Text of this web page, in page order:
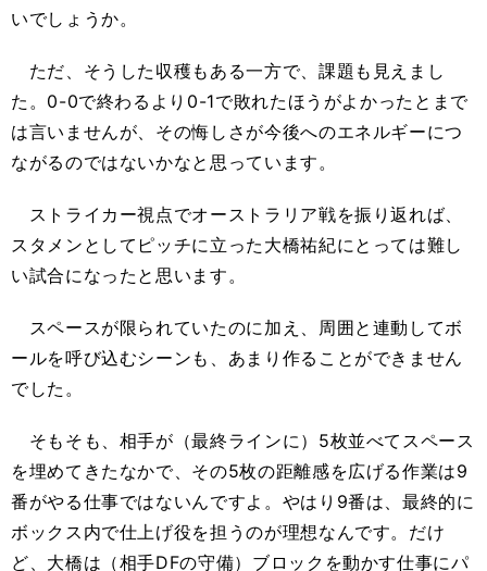
いでしょうか。
ただ、そうした収穫もある一方で、課題も見えまし
た。0-0で終わるより0-1で敗れたほうがよかったとまで
は言いませんが、その悔しさが今後へのエネルギーにつ
ながるのではないかなと思っています。
ストライカー視点でオーストラリア戦を振り返れば、
スタメンとしてピッチに立った大橋祐紀にとっては難し
い試合になったと思います。
スペースが限られていたのに加え、周囲と連動してボ
ールを呼び込むシーンも、あまり作ることができません
でした。
そもそも、相手が（最終ラインに）5枚並べてスペース
を埋めてきたなかで、その5枚の距離感を広げる作業は9
番がやる仕事ではないんですよ。やはり9番は、最終的に
ボックス内で仕上げ役を担うのが理想なんです。だけ
ど、大橋は（相手DFの守備）ブロックを動かす仕事にパ